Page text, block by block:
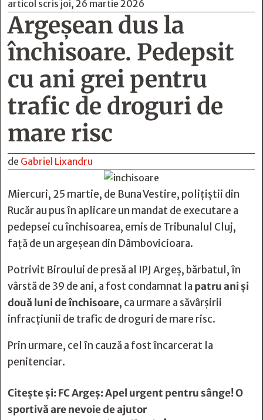
articol scris joi, 26 martie 2026
Argeșean dus la
închisoare. Pedepsit
cu ani grei pentru
trafic de droguri de
mare risc
de Gabriel Lixandru
Miercuri, 25 martie, de Buna Vestire, polițiștii din
Rucăr au pus în aplicare un mandat de executare a
pedepsei cu închisoarea, emis de Tribunalul Cluj,
față de un argeșean din Dâmbovicioara.
Potrivit Biroului de presă al IPJ Argeș, bărbatul, în
vârstă de 39 de ani, a fost condamnat la patru ani și
două luni de închisoare, ca urmare a săvârșirii
infracțiunii de trafic de droguri de mare risc.
Prin urmare, cel în cauză a fost încarcerat la
penitenciar.
Citește și:FC Argeș: Apel urgent pentru sânge! O
sportivă are nevoie de ajutor